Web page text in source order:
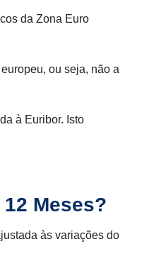
da Zona Euro
ou seja, não a
à Euribor. Isto
Meses?
às variações do